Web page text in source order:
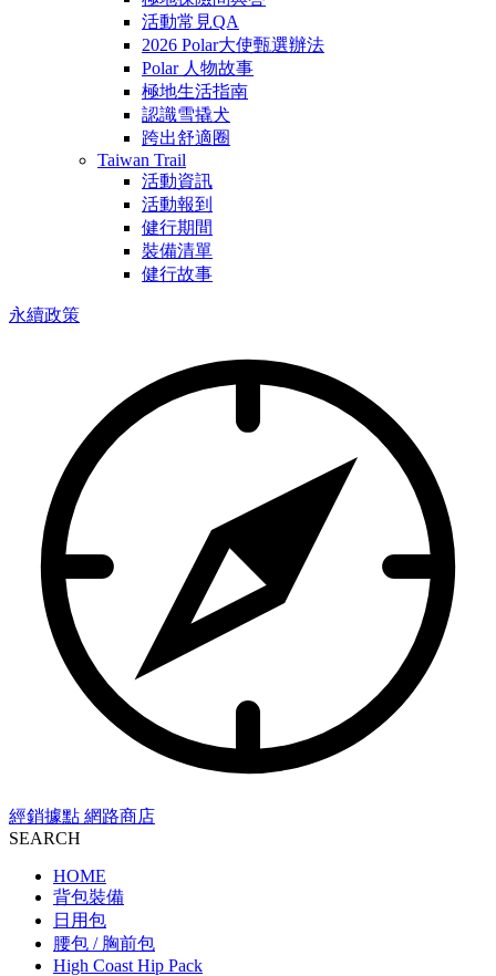
活動常見QA
2026 Polar大使甄選辦法
Polar 人物故事
極地生活指南
認識雪撬犬
跨出舒適圈
Taiwan Trail
活動資訊
活動報到
健行期間
裝備清單
健行故事
永續政策
經銷據點 網路商店
SEARCH
HOME
背包裝備
日用包
腰包 / 胸前包
High Coast Hip Pack